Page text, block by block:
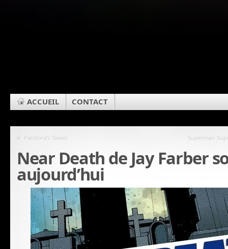
ACCUEIL CONTACT
« Pandora’s Tower Superman
Near Death de Jay Farber
aujourd’hui